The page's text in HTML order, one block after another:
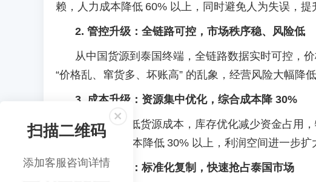
赖，人力成本降低 60% 以上，同时避免人为失误，提
2. 管控升级：全链路可控，市场秩序稳、风险低
从中国货源到泰国终端，全链路数据实时可控，
“价格乱、窜货多、坏账高” 的乱象，经营风险大幅降低
3. 成本升级：资源集中优化，综合成本降 30%
集中采购降低货源成本，库存优化减少资金占用
本，综合运营成本降低 30% 以上，利润空间进一步扩
4. 扩张升级：标准化复制，快速抢占泰国市场
扫描二维码
添加客服咨询详情